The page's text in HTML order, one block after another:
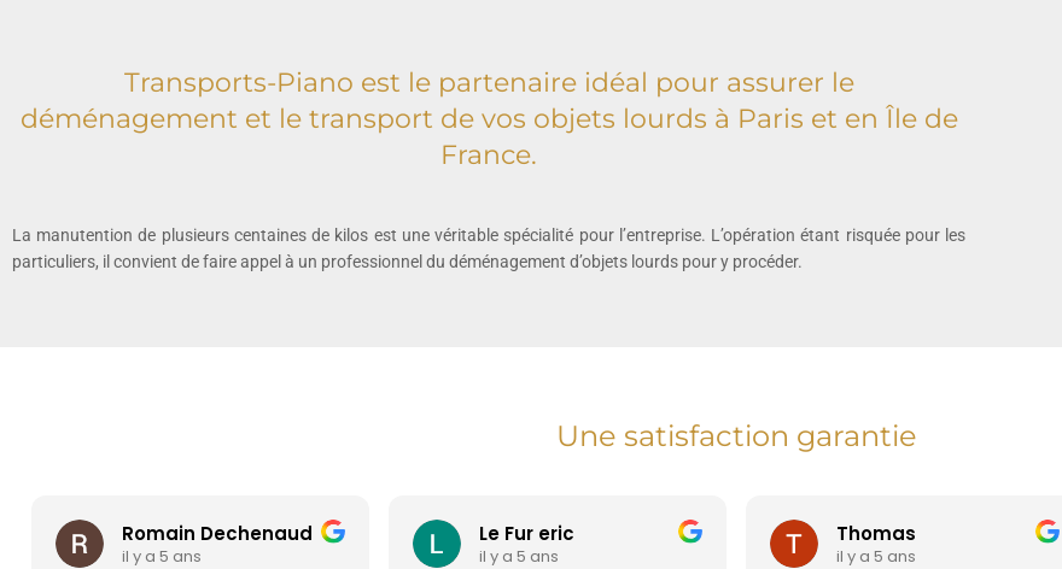
Transports-Piano est le partenaire idéal pour assurer le
déménagement et le transport de vos objets lourds à Paris et en Île de
France.
La manutention de plusieurs centaines de kilos est une véritable spécialité pour l’entreprise. L’opération étant risquée pour les
particuliers, il convient de faire appel à un professionnel du déménagement d’objets lourds pour y procéder.
Une satisfaction garantie
Le Fur eric
il y a 5 ans
Thomas
il y a 5 ans
Paule Ouanhnon
il y a 6 ans